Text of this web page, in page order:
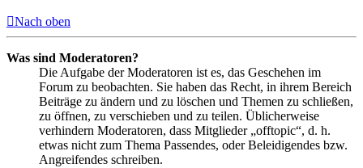
Nach oben
Was sind Moderatoren?
Die Aufgabe der Moderatoren ist es, das Geschehen im
Forum zu beobachten. Sie haben das Recht, in ihrem Bereich
Beiträge zu ändern und zu löschen und Themen zu schließen,
zu öffnen, zu verschieben und zu teilen. Üblicherweise
verhindern Moderatoren, dass Mitglieder „offtopic“, d. h.
etwas nicht zum Thema Passendes, oder Beleidigendes bzw.
Angreifendes schreiben.